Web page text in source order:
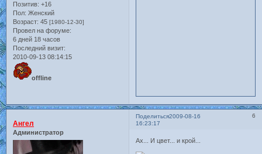
Позитив: +16
Пол: Женский
Возраст: 45 [1980-12-30]
Провел на форуме:
6 дней 18 часов
Последний визит:
2010-09-13 08:14:15
offline
Поделиться 6
2009-08-16
16:23:17
Ангел
Администратор
Ах... И цвет... и крой...